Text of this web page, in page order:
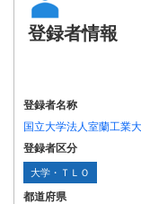
登録者情報
登録者名称
国立大学法人室蘭工業
登録者区分
大学・ＴＬＯ
都道府県